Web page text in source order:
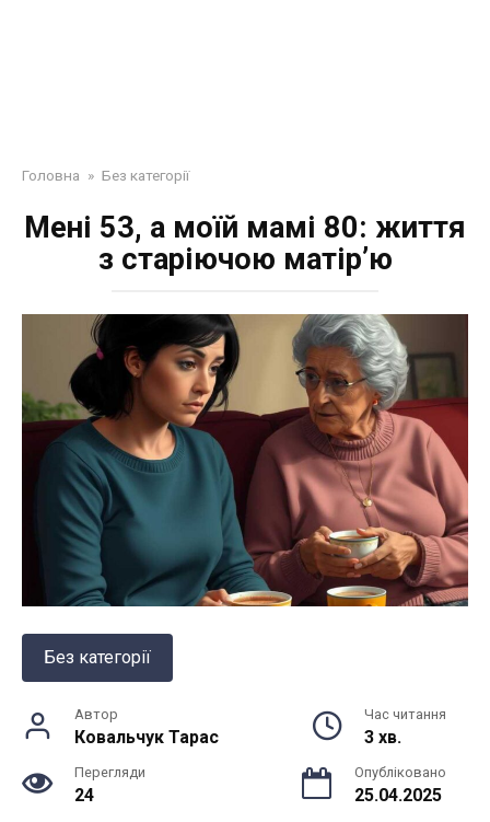
Головна » Без категорії
Мені 53, а моїй мамі 80: життя
з старіючою матір’ю
Без категорії
Автор
Ковальчук Тарас
Час читання
3 хв.
Перегляди
24
Опубліковано
25.04.2025